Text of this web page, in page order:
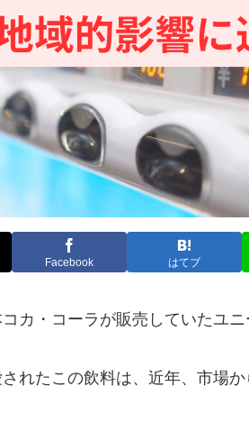
Facebook はてブ
カ・コーラが販売していたユ
れたこの飲料は、近年、市場か